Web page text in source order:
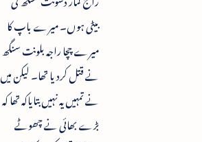
بیٹی ہوں۔ میرے باپ کا
میرے چچا راجہ بلونت سنگھ
نے قتل کردیا تھا۔ لیکن میں
نے تمہیں یہ نہیں بتایاکہ تھا کہ
بڑے بھائی نے چھوٹے